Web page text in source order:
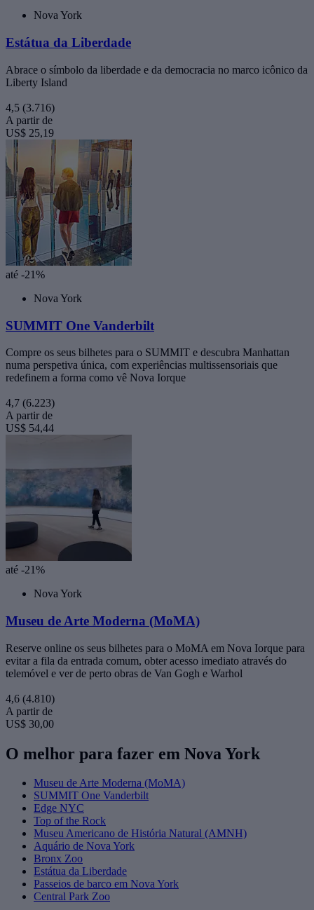
Nova York
Estátua da Liberdade
Abrace o símbolo da liberdade e da democracia no marco icônico da
Liberty Island
4,5 (3.716)
A partir de
US$ 25,19
até -21%
Nova York
SUMMIT One Vanderbilt
Compre os seus bilhetes para o SUMMIT e descubra Manhattan
numa perspetiva única, com experiências multissensoriais que
redefinem a forma como vê Nova Iorque
4,7 (6.223)
A partir de
US$ 54,44
até -21%
Nova York
Museu de Arte Moderna (MoMA)
Reserve online os seus bilhetes para o MoMA em Nova Iorque para
evitar a fila da entrada comum, obter acesso imediato através do
telemóvel e ver de perto obras de Van Gogh e Warhol
4,6 (4.810)
A partir de
US$ 30,00
O melhor para fazer em Nova York
Museu de Arte Moderna (MoMA)
SUMMIT One Vanderbilt
Edge NYC
Top of the Rock
Museu Americano de História Natural (AMNH)
Aquário de Nova York
Bronx Zoo
Estátua da Liberdade
Passeios de barco em Nova York
Central Park Zoo